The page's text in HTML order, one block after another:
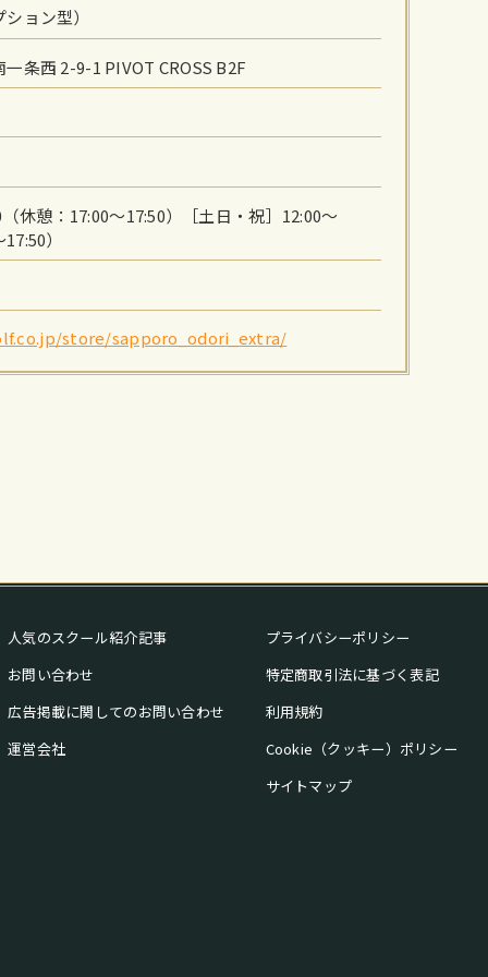
ョン型）
条西 2-9-1 PIVOT CROSS B2F
休憩：17:00～17:50）［土日・祝］12:00～
）
store/sapporo_odori_extra/
人気のスクール紹介記事
お問い合わせ
広告掲載に関してのお問い合わせ
運営会社
プライバシーポリシー
特定商取引法に基づく表記
利用規約
Cookie（クッキー）ポリシー
サイトマップ